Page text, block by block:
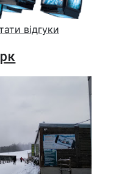
відгуки